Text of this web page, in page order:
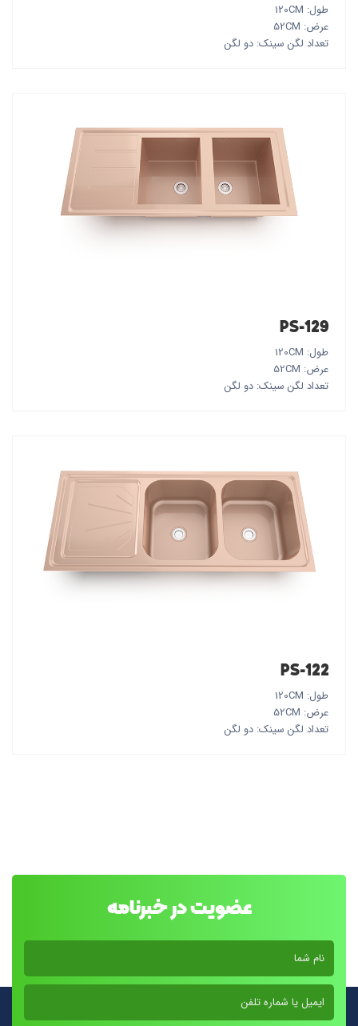
طول: 120CM
عرض: 52CM
تعداد لگن سینک: دو لگن
PS-129
طول: 120CM
عرض: 52CM
تعداد لگن سینک: دو لگن
PS-122
طول: 120CM
عرض: 52CM
تعداد لگن سینک: دو لگن
عضویت در خبرنامه